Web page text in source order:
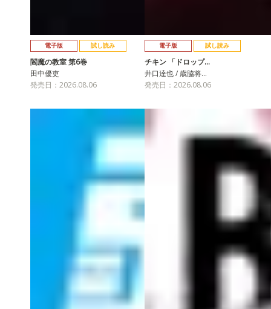
電子版 試し読み
閻魔の教室 第6巻
田中優吏
発売日：2026.08.06
電子版 試し読み
チキン 「ドロップ…
井口達也 / 歳脇将…
発売日：2026.08.06